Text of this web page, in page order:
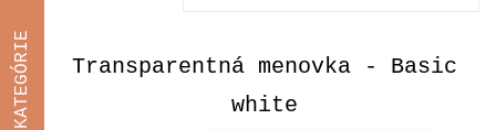
Transparentná menovka - Basic
white
KATEGÓRIE